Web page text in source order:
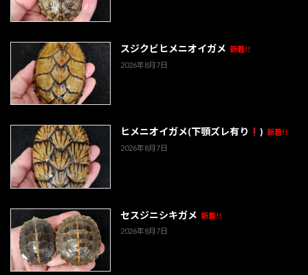
スジクビヒメニオイガメ 新着!!
2026年8月7日
ヒメニオイガメ(下顎ズレ有り ) 新着!!
2026年8月7日
セスジニシキガメ 新着!!
2026年8月7日